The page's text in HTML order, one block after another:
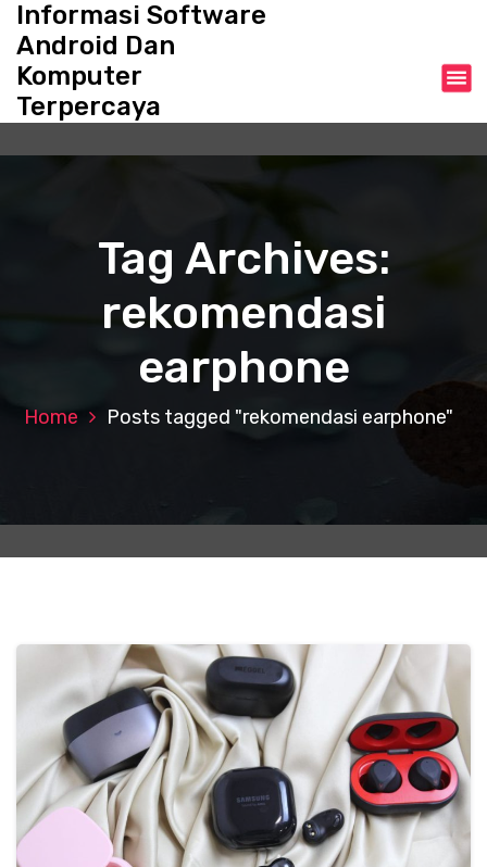
c
Informasi Software
Android Dan
Komputer
Terpercaya
Tag Archives:
rekomendasi
earphone
Home Posts tagged "rekomendasi earphone"